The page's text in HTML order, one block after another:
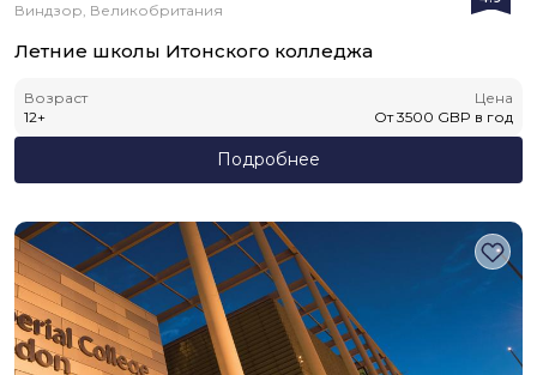
Виндзор, Великобритания
Летние школы Итонского колледжа
Возраст
12+
Цена
От 3500 GBP в год
Подробнее